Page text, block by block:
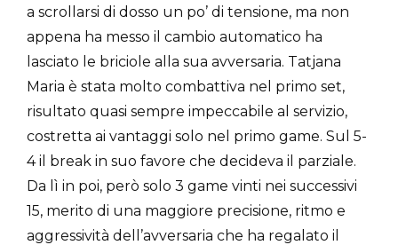
a scrollarsi di dosso un po’ di tensione, ma non
appena ha messo il cambio automatico ha
lasciato le briciole alla sua avversaria. Tatjana
Maria è stata molto combattiva nel primo set,
risultato quasi sempre impeccabile al servizio,
costretta ai vantaggi solo nel primo game. Sul 5-
4 il break in suo favore che decideva il parziale.
Da lì in poi, però solo 3 game vinti nei successivi
15, merito di una maggiore precisione, ritmo e
aggressività dell’avversaria che ha regalato il